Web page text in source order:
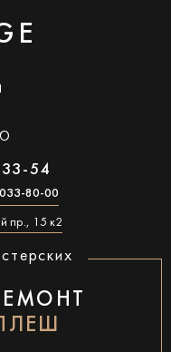
54
80-00
пр., 15 к2